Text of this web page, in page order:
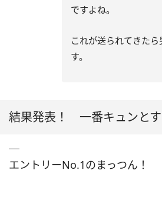
ですよね。
これが送られてきた
す。
結果発表！ 一番キュンとす
エントリーNo.1のまっつん！